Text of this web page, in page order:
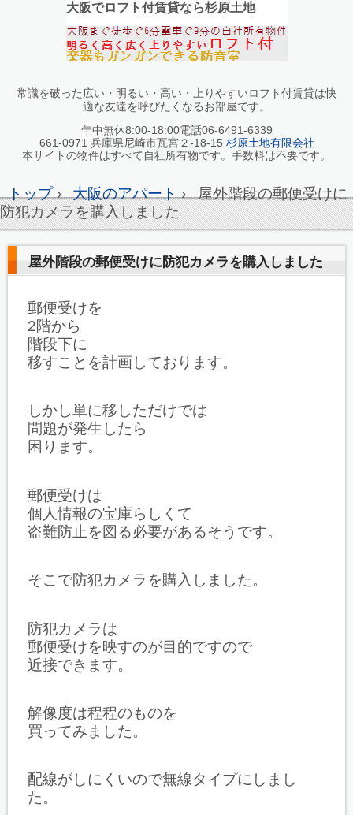
大阪でロフト付賃貸なら杉原土地
常識を破った広い・明るい・高い・上りやすいロフト付賃貸は快
適な友達を呼びたくなるお部屋です。
年中無休8:00-18:00電話06-6491-6339
661-0971 兵庫県尼崎市瓦宮２-18-15 杉原土地有限会社
本サイトの物件はすべて自社所有物です。手数料は不要です。
トップ› 大阪のアパート› 屋外階段の郵便受けに
防犯カメラを購入しました
屋外階段の郵便受けに防犯カメラを購入しました
郵便受けを
2階から
階段下に
移すことを計画しております。
しかし単に移しただけでは
問題が発生したら
困ります。
郵便受けは
個人情報の宝庫らしくて
盗難防止を図る必要があるそうです。
そこで防犯カメラを購入しました。
防犯カメラは
郵便受けを映すのが目的ですので
近接できます。
解像度は程程のものを
買ってみました。
配線がしにくいので無線タイプにしまし
た。